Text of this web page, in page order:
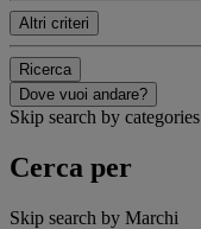
Altri criteri
Ricerca
Dove vuoi andare?
Skip search by categories
Cerca per
Skip search by Marchi